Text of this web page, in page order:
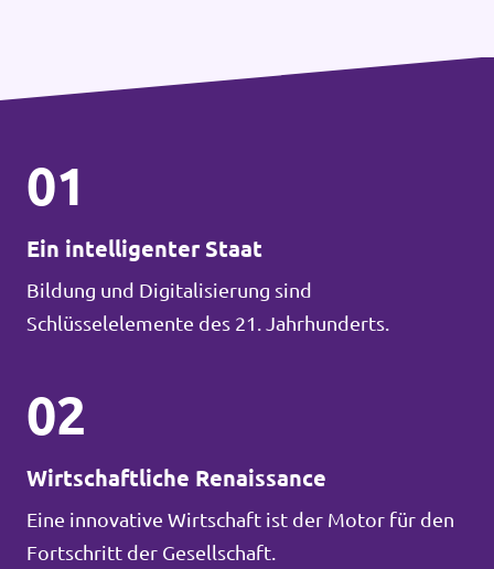
01
Ein intelligenter Staat
Bildung und Digitalisierung sind
Schlüsselelemente des 21. Jahrhunderts.
02
Wirtschaftliche Renaissance
Eine innovative Wirtschaft ist der Motor für den
Fortschritt der Gesellschaft.